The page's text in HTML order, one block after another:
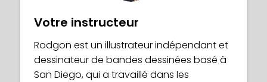
Votre instructeur
Rodgon est un illustrateur indépendant et
dessinateur de bandes dessinées basé à
San Diego, qui a travaillé dans les